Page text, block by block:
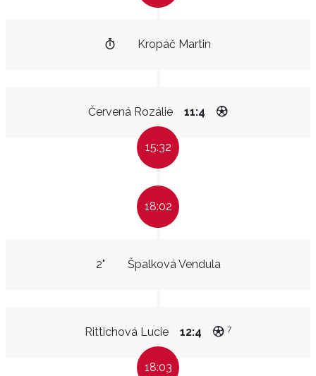
Kropáč Martin
Červená Rozálie 11:4
15:32
18:02
Špalková Vendula
2"
Rittichová Lucie 12:4 7
18:03